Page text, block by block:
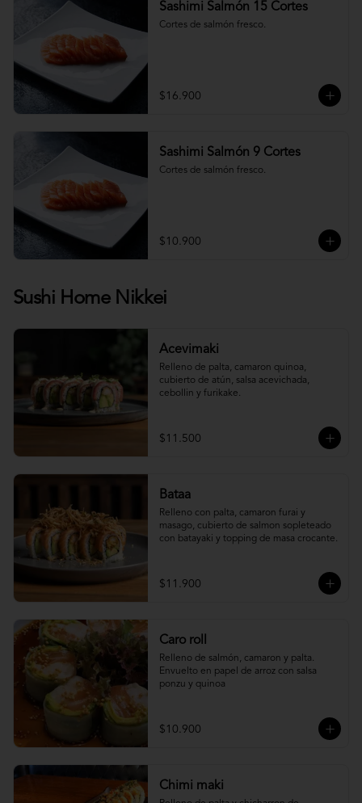
Sashimi Salmón 15 Cortes
Cortes de salmón fresco.
$16.900
Sashimi Salmón 9 Cortes
Cortes de salmón fresco.
$10.900
Sushi Home Nikkei
Acevimaki
Relleno de palta, camaron quinoa,
cubierto de atún, salsa acevichada,
cebollin y furikake.
$11.500
Bataa
Relleno con palta, camaron furai y
masago, cubierto de salmon sopleteado
con batayaki y topping de masa crocante.
$11.900
Caro roll
Relleno de salmón, camaron y palta.
Envuelto en papel de arroz con salsa
ponzu y quinoa
$10.900
Chimi maki